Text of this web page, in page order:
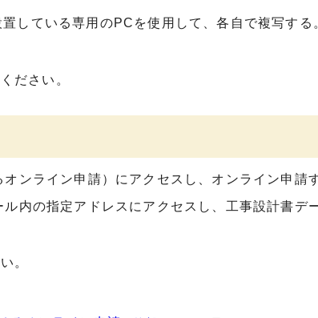
している専用のPCを使用して、各自で複写する
ださい。
ンライン申請）にアクセスし、オンライン申請
内の指定アドレスにアクセスし、工事設計書デ
。